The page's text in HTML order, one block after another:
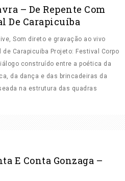
– De Repente Com
De Carapicuíba
Som direto e gravação ao vivo
Carapicuiba Projeto: Festival Corpo
construído entre a poética da
da dança e das brincadeiras da
na estrutura das quadras
E Conta Gonzaga –